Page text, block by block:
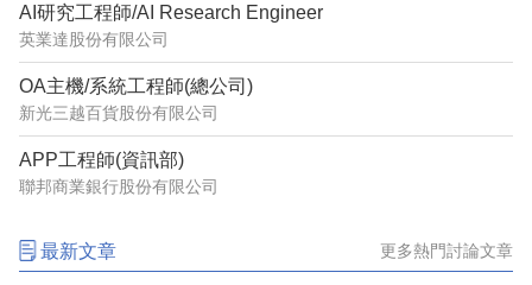
AI研究工程師/AI Research Engineer
英業達股份有限公司
OA主機/系統工程師(總公司)
新光三越百貨股份有限公司
APP工程師(資訊部)
聯邦商業銀行股份有限公司
最新文章 更多熱門討論文章